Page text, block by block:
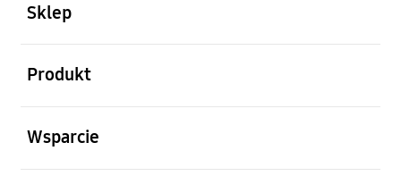
Sklep
Produkt
Wsparcie